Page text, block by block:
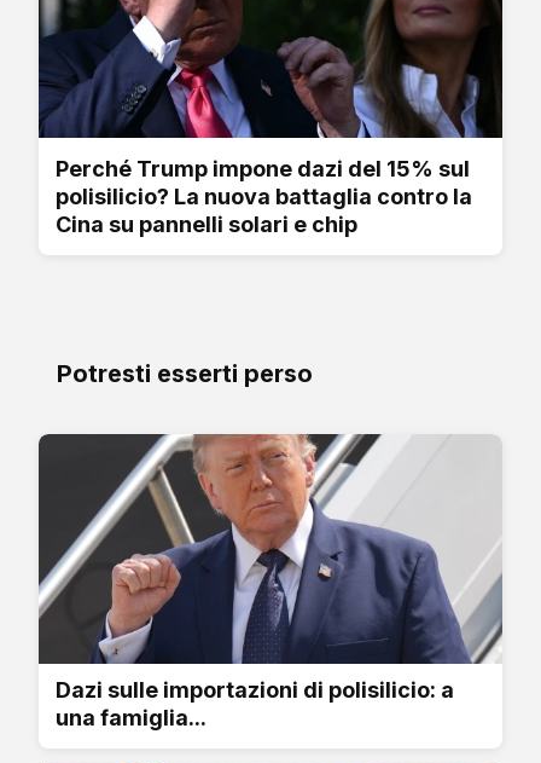
Perché Trump impone dazi del 15% sul
polisilicio? La nuova battaglia contro la
Cina su pannelli solari e chip
Potresti esserti perso
Dazi sulle importazioni di polisilicio: a
una famiglia...